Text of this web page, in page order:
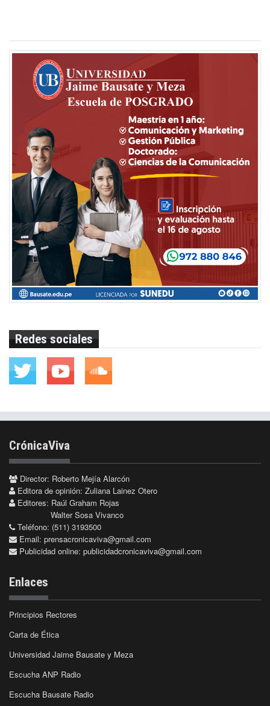
Redes sociales
CrónicaViva
Director: Roberto Mejía Alarcón
Editora de opinión: Zuliana Lainez Otero
Editores: Raúl Graham Rojas
Walter Sosa Vivanco
Teléfono: (511) 3193500
Email: prensacronicaviva@gmail.com
Publicidad online: publicidadcronicaviva@gmail.com
Enlaces
Principios Rectores
Carta de Ética
Universidad Jaime Bausate y Meza
Escucha ANP Radio
Escucha Bausate Radio